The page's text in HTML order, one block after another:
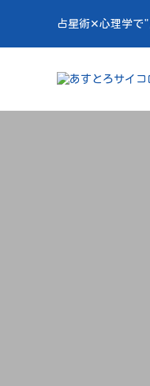
占星術✕心理学で"